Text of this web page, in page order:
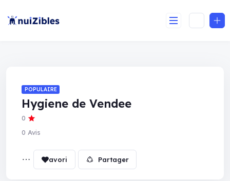
Hygiene de Vendee
POPULAIRE
0
0 Avis
Partager